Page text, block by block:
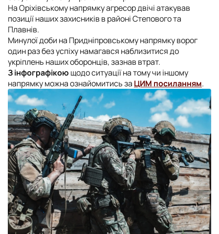
На Оріхівському напрямку агресор двічі атакував
позиції наших захисників в районі Степового та
Плавнів.
Минулої доби на Придніпровському напрямку ворог
один раз без успіху намагався наблизитися до
укріплень наших оборонців, зазнав втрат.
З інфографікою щодо ситуації на тому чи іншому
напрямку можна ознайомитись за ЦИМ посиланням.